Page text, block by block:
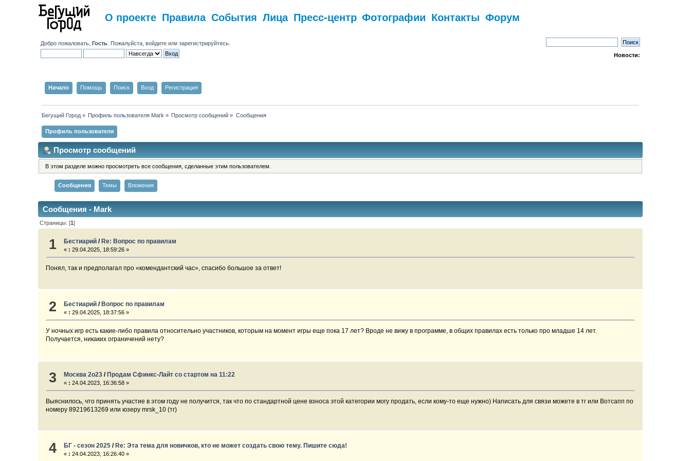
О проекте Правила События Лица Пресс-центр Фотографии Контакты Форум
Добро пожаловать,Гость . Пожалуйста,войдите илизарегистрируйтесь
Новости:
Начало Помощь Поиск Вход Регистрация
Бегущий Город» Профиль пользователя Mark » Просмотр сообщений » Сообщения
Профиль пользователя
Просмотр сообщений
В этом разделе можно просмотреть все сообщения, сделанные этим пользователем.
Сообщения Темы Вложения
Сообщения - Mark
Страницы: [1]
1 Бестиарий/ Re: Вопрос по правилам
« : 29.04.2025, 18:59:26 »
Понял, так и предполагал про «комендантский час», спасибо большое за ответ!
2 Бестиарий/Вопрос по правилам
« : 29.04.2025, 18:37:56 »
У ночных игр есть какие-либо правила относительно участников, которым на момент игры еще пока 17 лет? Вроде не вижу в программе, в общих правилах есть только про младше 14 лет.
Получается, никаких ограничений нету?
3 Москва 2о23/ Продам Сфинкс-Лайт со стартом на 11:22
« : 24.04.2023, 16:36:58 »
Выяснилось, что принять участие в этом году не получится, так что по стандартной цене взноса этой категории могу продать, если кому-то еще нужно) Написать для связи можете в тг или Вотсапп по
номеру 89219613269 или юзеру mrsk_10 (тг)
4 БГ - сезон 2025/Re: Эта тема для новичков, кто не может создать свою тему. Пишите сюда!
« : 24.04.2023, 16:26:40 »